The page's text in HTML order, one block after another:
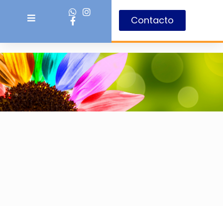
Contacto